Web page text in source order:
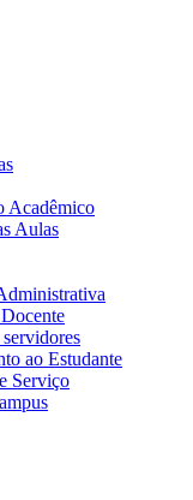
Acadêmico
Aulas
ao Estudante
Serviço